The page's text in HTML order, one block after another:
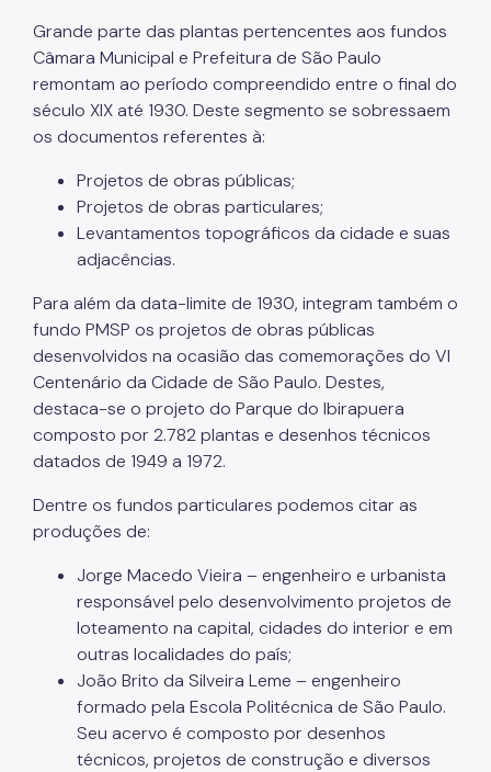
Grande parte das plantas pertencentes aos fundos
Câmara Municipal e Prefeitura de São Paulo
remontam ao período compreendido entre o final do
século XIX até 1930. Deste segmento se sobressaem
os documentos referentes à:
Projetos de obras públicas;
Projetos de obras particulares;
Levantamentos topográficos da cidade e suas
adjacências.
Para além da data-limite de 1930, integram também o
fundo PMSP os projetos de obras públicas
desenvolvidos na ocasião das comemorações do VI
Centenário da Cidade de São Paulo. Destes,
destaca-se o projeto do Parque do Ibirapuera
composto por 2.782 plantas e desenhos técnicos
datados de 1949 a 1972.
Dentre os fundos particulares podemos citar as
produções de:
Jorge Macedo Vieira – engenheiro e urbanista
responsável pelo desenvolvimento projetos de
loteamento na capital, cidades do interior e em
outras localidades do país;
João Brito da Silveira Leme – engenheiro
formado pela Escola Politécnica de São Paulo.
Seu acervo é composto por desenhos
técnicos, projetos de construção e diversos